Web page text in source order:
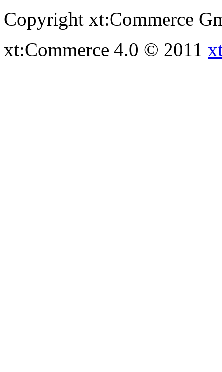
Copyright xt:Commerce
xt:Commerce 4.0 © 2011